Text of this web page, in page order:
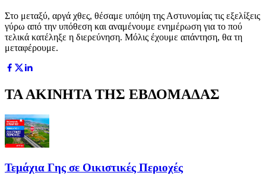
Στο μεταξύ, αργά χθες, θέσαμε υπόψη της Αστυνομίας τις εξελίξεις
γύρω από την υπόθεση και αναμένουμε ενημέρωση για το πού
τελικά κατέληξε η διερεύνηση. Mόλις έχουμε απάντηση, θα τη
μεταφέρουμε.
ΤΑ ΑΚΙΝΗΤΑ ΤΗΣ ΕΒΔΟΜΑΔΑΣ
Τεμάχια Γης σε Οικιστικές Περιοχές